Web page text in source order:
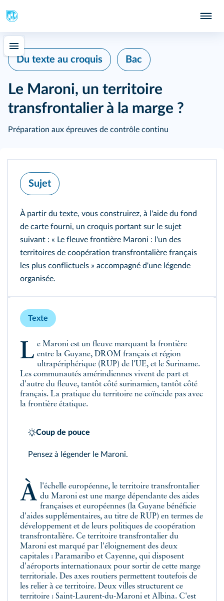
Du texte au croquis Bac
Le Maroni, un territoire
transfrontalier à la marge ?
Préparation aux épreuves de contrôle continu
Sujet
À partir du texte, vous construirez, à l'aide du fond
de carte fourni, un croquis portant sur le sujet
suivant : « Le fleuve frontière Maroni : l'un des
territoires de coopération transfrontalière français
les plus conflictuels » accompagné d'une légende
organisée.
Texte
Le Maroni est un fleuve marquant la frontière entre la Guyane, DROM français et région
ultrapériphérique (RUP) de l'UE, et le Suriname.
Les communautés amérindiennes vivent de part et
d'autre du fleuve, tantôt côté surinamien, tantôt côté
français. La pratique du territoire ne coïncide pas avec
la frontière étatique.
Coup de pouce
Pensez à légender le Maroni.
À l'échelle européenne, le territoire transfrontalier du Maroni est une marge dépendante des aides
françaises et européennes (la Guyane bénéficie
d'aides supplémentaires, au titre de RUP) en termes de
développement et de leurs politiques de coopération
transfrontalière. Ce territoire transfrontalier du
Maroni est marqué par l'éloignement des deux
capitales : Paramaribo et Cayenne, qui disposent
d'aéroports internationaux pour sortir de cette marge
territoriale. Des axes routiers permettent toutefois de
les relier à ce territoire. Deux villes structurent ce
territoire : Saint-Laurent-du-Maroni et Albina. C'est